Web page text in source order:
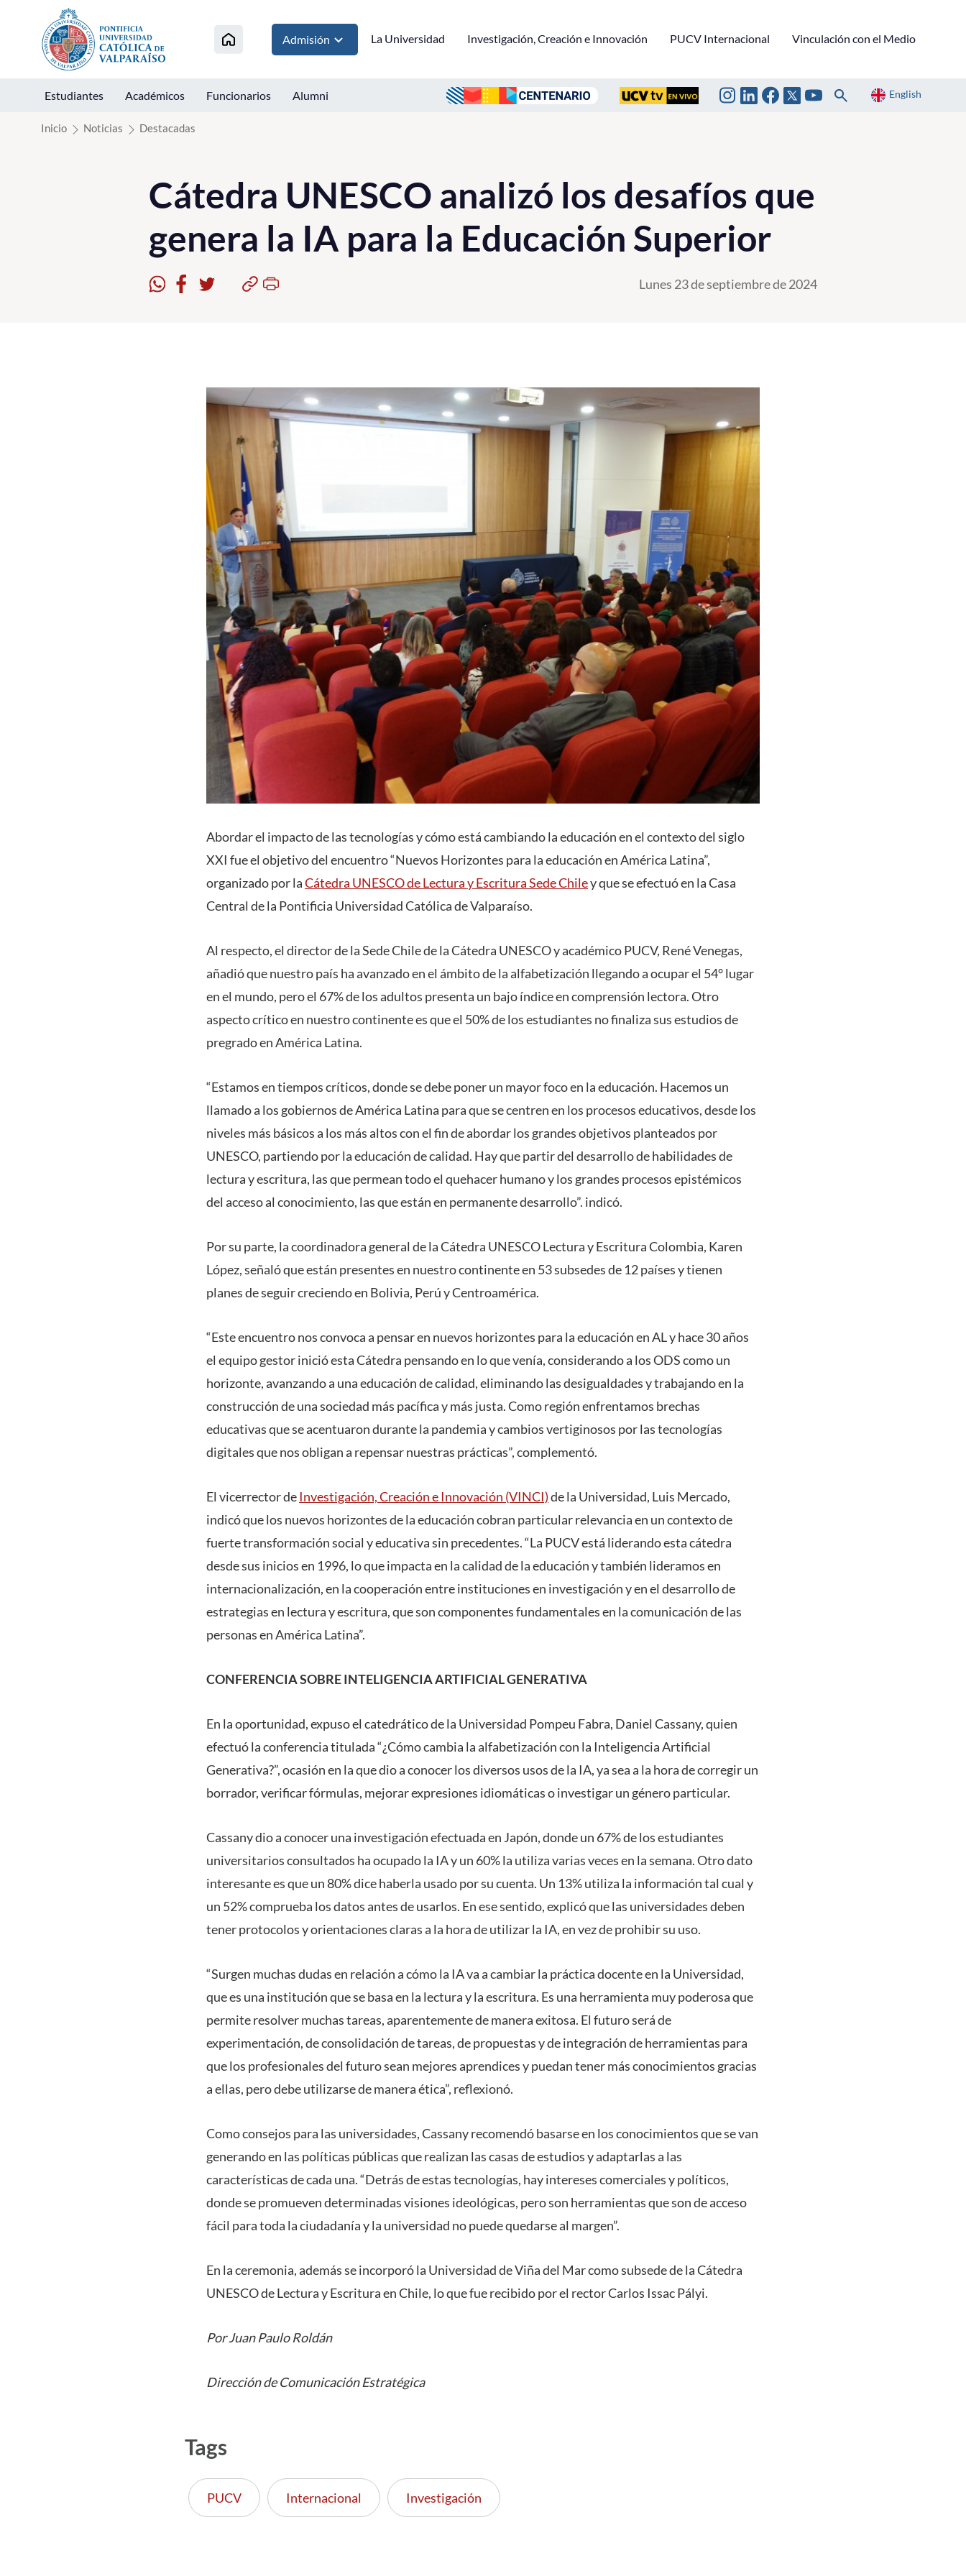
Click acá para ir directamente al contenido
Admisión La Universidad Investigación, Creación e Innovación PUCV Internacional Vinculación con el Medio
Estudiantes Académicos Funcionarios Alumni English
Inicio Noticias Destacadas
Cátedra UNESCO analizó los desafíos que
genera la IA para la Educación Superior
Lunes 23 de septiembre de 2024
Abordar el impacto de las tecnologías y cómo está cambiando la educación en el contexto del siglo
XXI fue el objetivo del encuentro “Nuevos Horizontes para la educación en América Latina”,
organizado por laCátedra UNESCO de Lectura y Escritura Sede Chiley que se efectuó en la Casa
Central de la Pontificia Universidad Católica de Valparaíso.
Al respecto, el director de la Sede Chile de la Cátedra UNESCO y académico PUCV, René Venegas,
añadió que nuestro país ha avanzado en el ámbito de la alfabetización llegando a ocupar el 54° lugar
en el mundo, pero el 67% de los adultos presenta un bajo índice en comprensión lectora. Otro
aspecto crítico en nuestro continente es que el 50% de los estudiantes no finaliza sus estudios de
pregrado en América Latina.
“Estamos en tiempos críticos, donde se debe poner un mayor foco en la educación. Hacemos un
llamado a los gobiernos de América Latina para que se centren en los procesos educativos, desde los
niveles más básicos a los más altos con el fin de abordar los grandes objetivos planteados por
UNESCO, partiendo por la educación de calidad. Hay que partir del desarrollo de habilidades de
lectura y escritura, las que permean todo el quehacer humano y los grandes procesos epistémicos
del acceso al conocimiento, las que están en permanente desarrollo”. indicó.
Por su parte, la coordinadora general de la Cátedra UNESCO Lectura y Escritura Colombia, Karen
López, señaló que están presentes en nuestro continente en 53 subsedes de 12 países y tienen
planes de seguir creciendo en Bolivia, Perú y Centroamérica.
“Este encuentro nos convoca a pensar en nuevos horizontes para la educación en AL y hace 30 años
el equipo gestor inició esta Cátedra pensando en lo que venía, considerando a los ODS como un
horizonte, avanzando a una educación de calidad, eliminando las desigualdades y trabajando en la
construcción de una sociedad más pacífica y más justa. Como región enfrentamos brechas
educativas que se acentuaron durante la pandemia y cambios vertiginosos por las tecnologías
digitales que nos obligan a repensar nuestras prácticas”, complementó.
El vicerrector deInvestigación, Creación e Innovación (VINCI)de la Universidad, Luis Mercado,
indicó que los nuevos horizontes de la educación cobran particular relevancia en un contexto de
fuerte transformación social y educativa sin precedentes. “La PUCV está liderando esta cátedra
desde sus inicios en 1996, lo que impacta en la calidad de la educación y también lideramos en
internacionalización, en la cooperación entre instituciones en investigación y en el desarrollo de
estrategias en lectura y escritura, que son componentes fundamentales en la comunicación de las
personas en América Latina”.
CONFERENCIA SOBRE INTELIGENCIA ARTIFICIAL GENERATIVA
En la oportunidad, expuso el catedrático de la Universidad Pompeu Fabra, Daniel Cassany, quien
efectuó la conferencia titulada “¿Cómo cambia la alfabetización con la Inteligencia Artificial
Generativa?”, ocasión en la que dio a conocer los diversos usos de la IA, ya sea a la hora de corregir un
borrador, verificar fórmulas, mejorar expresiones idiomáticas o investigar un género particular.
Cassany dio a conocer una investigación efectuada en Japón, donde un 67% de los estudiantes
universitarios consultados ha ocupado la IA y un 60% la utiliza varias veces en la semana. Otro dato
interesante es que un 80% dice haberla usado por su cuenta. Un 13% utiliza la información tal cual y
un 52% comprueba los datos antes de usarlos. En ese sentido, explicó que las universidades deben
tener protocolos y orientaciones claras a la hora de utilizar la IA, en vez de prohibir su uso.
“Surgen muchas dudas en relación a cómo la IA va a cambiar la práctica docente en la Universidad,
que es una institución que se basa en la lectura y la escritura. Es una herramienta muy poderosa que
permite resolver muchas tareas, aparentemente de manera exitosa. El futuro será de
experimentación, de consolidación de tareas, de propuestas y de integración de herramientas para
que los profesionales del futuro sean mejores aprendices y puedan tener más conocimientos gracias
a ellas, pero debe utilizarse de manera ética”, reflexionó.
Como consejos para las universidades, Cassany recomendó basarse en los conocimientos que se van
generando en las políticas públicas que realizan las casas de estudios y adaptarlas a las
características de cada una. “Detrás de estas tecnologías, hay intereses comerciales y políticos,
donde se promueven determinadas visiones ideológicas, pero son herramientas que son de acceso
fácil para toda la ciudadanía y la universidad no puede quedarse al margen”.
En la ceremonia, además se incorporó la Universidad de Viña del Mar como subsede de la Cátedra
UNESCO de Lectura y Escritura en Chile, lo que fue recibido por el rector Carlos Issac Pályi.
Por Juan Paulo Roldán
Dirección de Comunicación Estratégica
Tags
PUCV Internacional Investigación